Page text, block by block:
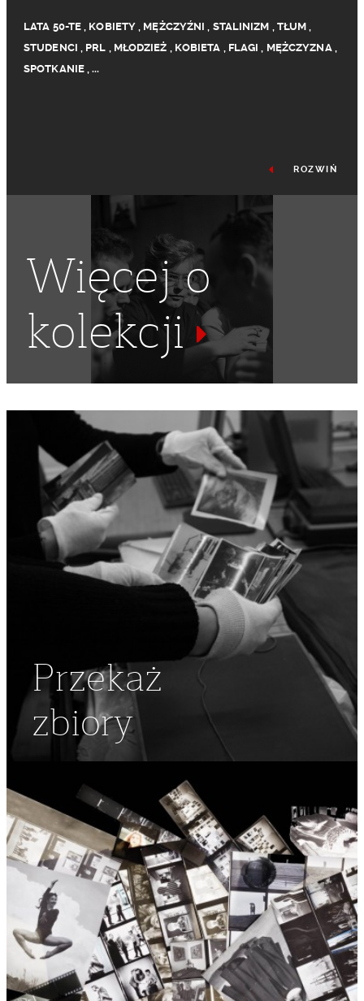
LATA 50-TE , KOBIETY , MĘŻCZYŹNI , STALINIZM , TŁUM ,
STUDENCI , PRL , MŁODZIEŻ , KOBIETA , FLAGI , MĘŻCZYZNA,
SPOTKANIE,...
LATA PIĘĆDZIESIĄTE SZTANDARY,
V ŚWIATOWY FESTIWAL
MŁODZIEŻY I STUDENTÓW O POKÓJ I PRZYJAŹŃ
, PAKISTAN
ROZWIŃ
Więcej o
kolekcji
Przekaż
zbiory